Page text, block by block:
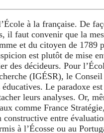
à la française. De
il faut convenir que la
et du citoyen de 1789
est plutôt de mise
des décideurs. Pour
(IGÉSR), le
Le paradoxe
leurs analyses. Or,
comme France
entre
à l’Écosse ou au